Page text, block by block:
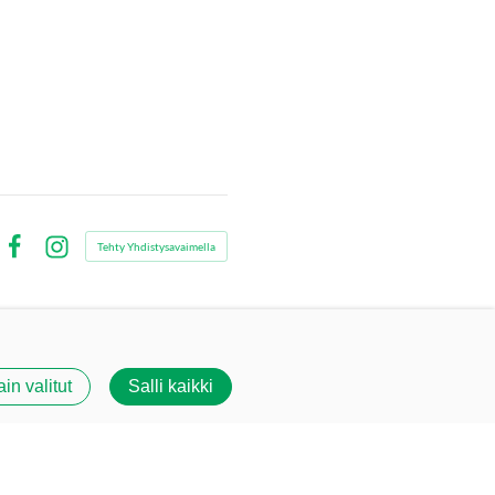
Instagram
Tehty Yhdistysavaimella
valitut Salli kaikki